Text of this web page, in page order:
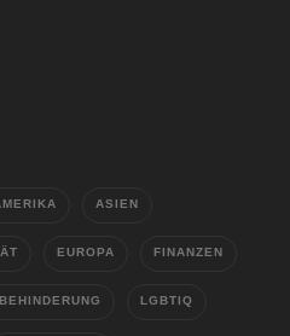
ASIEN
EUROPA FINANZEN
LGBTIQ